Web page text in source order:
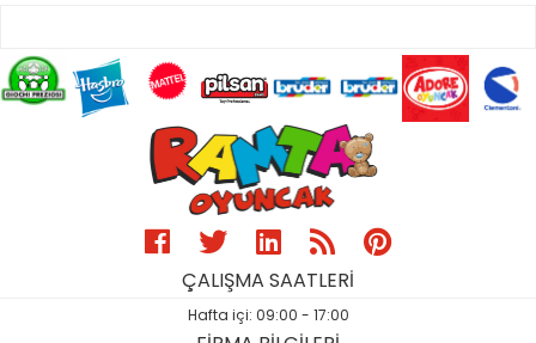
ÇALIŞMA SAATLERİ
Hafta içi: 09:00 - 17:00